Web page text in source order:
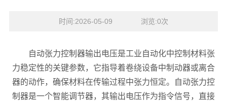
时间:2026-05-09    浏览:0次
自动张力控制器输出电压是工业自动化中控制材料张
力稳定性的关键参数，它指导着卷绕设备中制动器或离合
器的动作，确保材料在传输过程中张力恒定。自动张力控
制器是一个智能调节器，其输出电压作为指令信号，直接